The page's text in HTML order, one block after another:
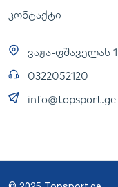
კონტაქტი
ვაჟა-ფშაველას
0322052120
info@topsport.ge